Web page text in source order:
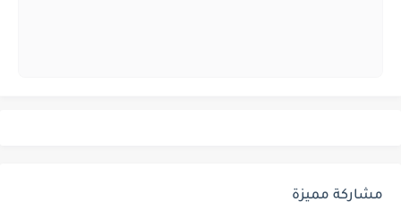
مشاركة مميزة